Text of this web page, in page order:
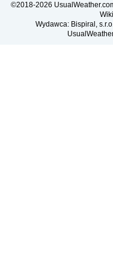
©2018-2026
Wydawca: Bispiral, s.r.o.